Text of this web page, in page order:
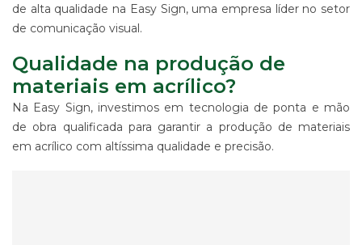
de alta qualidade na Easy Sign, uma empresa líder no setor
de comunicação visual.
Qualidade na produção de
materiais em acrílico?
Na Easy Sign, investimos em tecnologia de ponta e mão
de obra qualificada para garantir a produção de materiais
em acrílico com altíssima qualidade e precisão.